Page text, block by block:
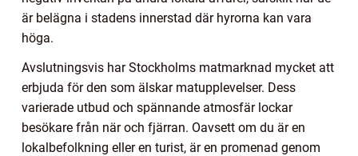
är belägna i stadens innerstad där hyrorna kan vara
höga.
Avslutningsvis har Stockholms matmarknad mycket att
erbjuda för den som älskar matupplevelser. Dess
varierade utbud och spännande atmosfär lockar
besökare från när och fjärran. Oavsett om du är en
lokalbefolkning eller en turist, är en promenad genom